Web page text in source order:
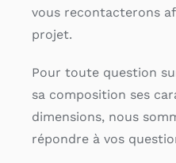
vous recontacterons
projet.
Pour toute question
sa composition ses
dimensions, nous
répondre à vos